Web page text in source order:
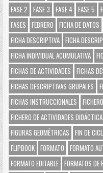
FASE 2
FASE 3 FASE 4 FASE 5
FASES
FEBRERO FICHA DE DATOS
FICHA DESCRIPTIVA FICHA
FICHA INDIVIDUAL ACUMULATIVA
FICHAS DE ACTIVIDADES
FICHAS
FICHAS DESCRIPTIVAS GRUPALES
FICHAS INSTRUCCIONALES
FICHERO DE ACTIVIDADES
FIGURAS GEOMÉTRICAS
FIN DE
FLIPBOOK FORMATO FORMATO
FORMATO EDITABLE FORMATOS DE